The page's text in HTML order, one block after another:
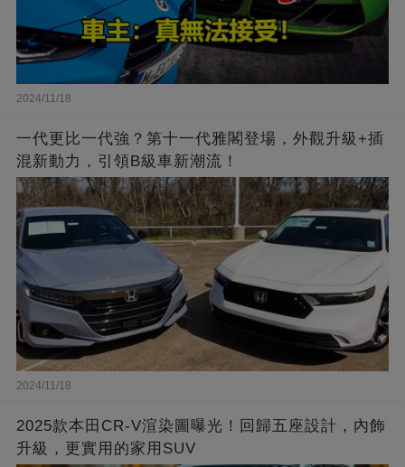
2024/11/18
一代更比一代強？第十一代雅閣登場，外觀升級+插
混新動力，引領B級車新潮流！
2024/11/18
2025款本田CR-V渲染圖曝光！回歸五座設計，內飾
升級，更實用的家用SUV